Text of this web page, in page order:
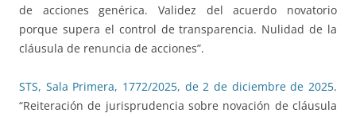
de acciones genérica. Validez del acuerdo novatorio
porque supera el control de transparencia. Nulidad de la
cláusula de renuncia de acciones”.
STS, Sala Primera, 1772/2025, de 2 de diciembre de 2025.
“Reiteración de jurisprudencia sobre novación de cláusula